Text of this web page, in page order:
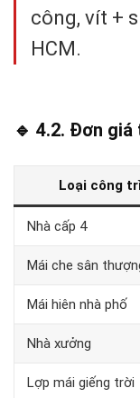
công, vít +
HCM.
🔹 4.2. Đơn
Loại công
Nhà cấp 4
Mái che sân
Mái hiên nhà phố
Nhà xưởng
Lợp mái giếng trời